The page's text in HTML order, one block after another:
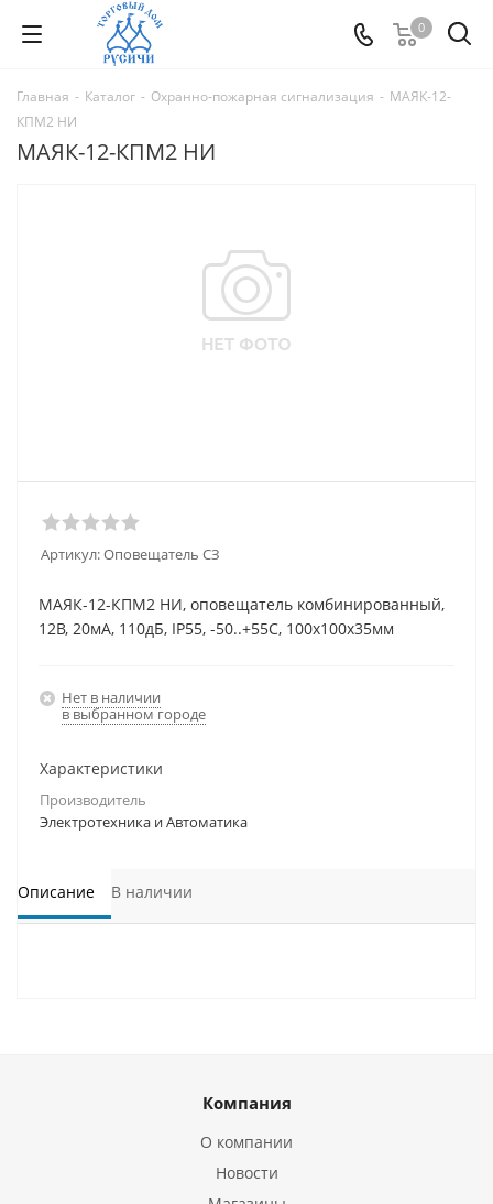
0
Главная - Каталог - Охранно-пожарная сигнализация - МАЯК-12-
КПМ2 НИ
МАЯК-12-КПМ2 НИ
Артикул:Оповещатель СЗ
МАЯК-12-КПМ2 НИ, оповещатель комбинированный,
12В, 20мА, 110дБ, IP55, -50..+55С, 100х100х35мм
Нет в наличии
в выбранном городе
Характеристики
Производитель
Электротехника и Автоматика
Описание В наличии
Компания
О компании
Новости